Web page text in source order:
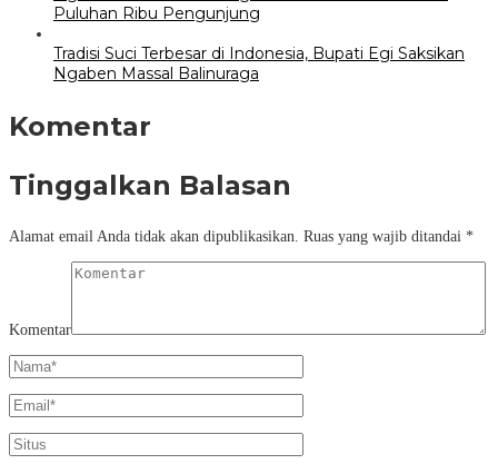
Puluhan Ribu Pengunjung
Tradisi Suci Terbesar di Indonesia, Bupati Egi Saksikan
Ngaben Massal Balinuraga
Komentar
Tinggalkan Balasan
Alamat email Anda tidak akan dipublikasikan. Ruas yang wajib ditandai *
Komentar